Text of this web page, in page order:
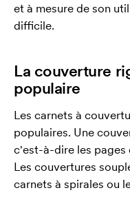
et à mesure de son
difficile.
La couverture
populaire
Les carnets à
populaires. Une
c'est-à-dire les pages
Les couvertures
carnets à spirales ou